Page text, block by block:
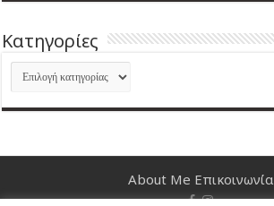
Kατηγορίες
Kατηγορίες
About Me Επικοινωνία